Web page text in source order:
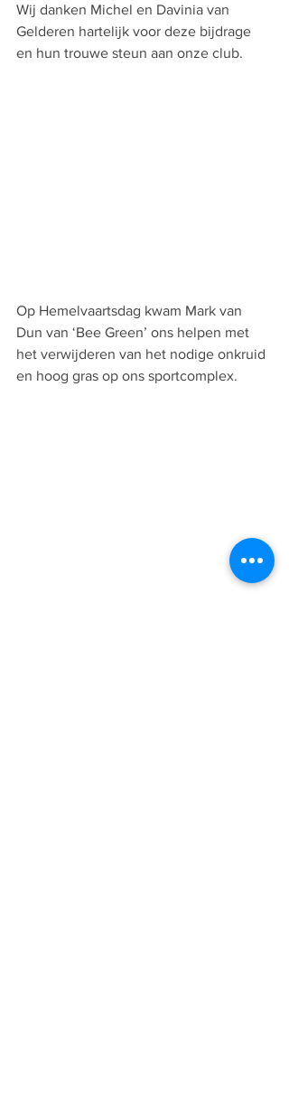
Wij danken Michel en Davinia van
Gelderen hartelijk voor deze bijdrage
en hun trouwe steun aan onze club.
Op Hemelvaartsdag kwam Mark van
Dun van ‘Bee Green’ ons helpen met
het verwijderen van het nodige onkruid
en hoog gras op ons sportcomplex.